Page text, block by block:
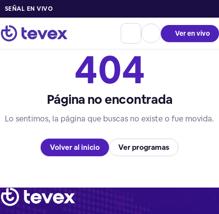
SEÑAL EN VIVO
Ver en vivo
404
Página no encontrada
Lo sentimos, la página que buscas no existe o fue movida.
Volver al inicio Ver programas